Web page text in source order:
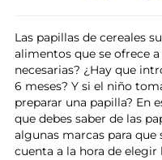
Las papillas de cereales
alimentos que se ofrece
necesarias? ¿Hay que
6 meses? Y si el niño
preparar una papilla? En
que debes saber de las
algunas marcas para que
cuenta a la hora de